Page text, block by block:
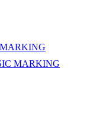
MARKING
MARKING